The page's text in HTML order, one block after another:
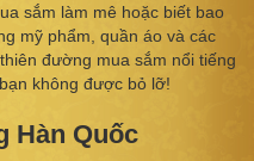
sắm làm mê hoặc biết bao
mỹ phẩm, quần áo và các
đường mua sắm nổi tiếng
không được bỏ lỡ!
Hàn Quốc